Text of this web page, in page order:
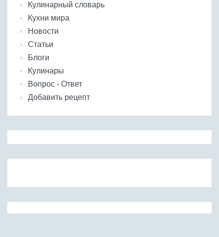
Кулинарный словарь
Кухни мира
Новости
Статьи
Блоги
Кулинары
Вопрос - Ответ
Добавить рецепт